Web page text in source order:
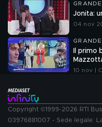
Jonita:
04 nov
Il primo
10 nov |
Copyright ©1999-2026 RTI
03976881007 - Sede legale: